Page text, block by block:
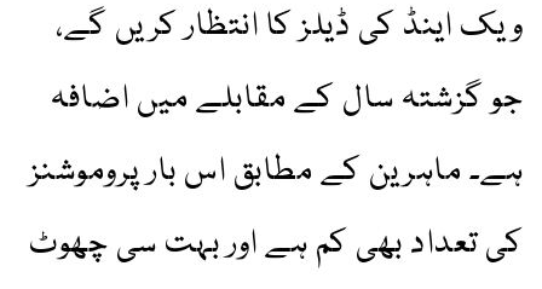
ویک اینڈ کی ڈیلز کا انتظار کریں گے،
جو گزشتہ سال کے مقابلے میں اضافہ
ہے۔ ماہرین کے مطابق اس بار پروموشنز
کی تعداد بھی کم ہے اور بہت سی چھوٹ